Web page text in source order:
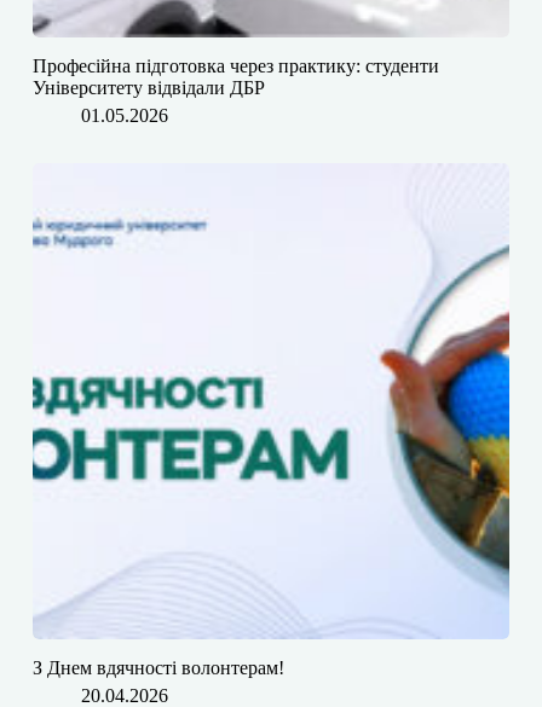
Професійна підготовка через практику: студенти
Університету відвідали ДБР
01.05.2026
З Днем вдячності волонтерам!
20.04.2026